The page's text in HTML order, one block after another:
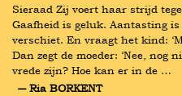
Sieraad Zij voert haar strijd
Gaafheid is geluk. Aantasting
verschiet. En vraagt het kind:
Dan zegt de moeder: ‘Nee, nog
vrede zijn? Hoe kan er in de …
― Ria BORKENT